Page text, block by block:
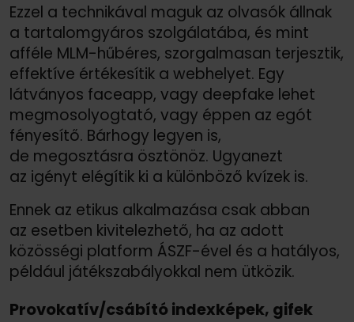
Ezzel a technikával maguk az olvasók állnak
a tartalomgyáros szolgálatába, és mint
afféle MLM-hűbéres, szorgalmasan terjesztik,
effektíve értékesítik a webhelyet. Egy
látványos faceapp, vagy deepfake lehet
megmosolyogtató, vagy éppen az egót
fényesítő. Bárhogy legyen is,
de megosztásra ösztönöz. Ugyanezt
az igényt elégítik ki a különböző kvízek is.
Ennek az etikus alkalmazása csak abban
az esetben kivitelezhető, ha az adott
közösségi platform ÁSZF-ével és a hatályos,
például játékszabályokkal nem ütközik.
Provokatív/csábító indexképek, gifek